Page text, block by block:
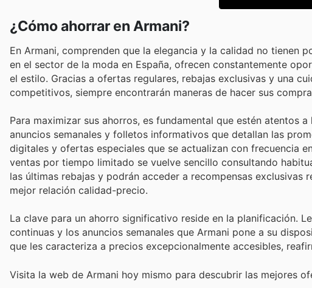
¿Cómo ahorrar en Armani?
En Armani, comprenden que la elegancia y la calidad no tienen
en el sector de la moda en España, ofrecen constantemente
el estilo. Gracias a ofertas regulares, rebajas exclusivas y una
competitivos, siempre encontrarán maneras de hacer sus
Para maximizar sus ahorros, es fundamental que estén atentos
anuncios semanales y folletos informativos que detallan las
digitales y ofertas especiales que se actualizan con frecuencia
ventas por tiempo limitado se vuelve sencillo consultando
las últimas rebajas y podrán acceder a recompensas exclusivas
mejor relación calidad-precio.
La clave para un ahorro significativo reside en la planificación.
continuas y los anuncios semanales que Armani pone a su
que les caracteriza a precios excepcionalmente accesibles,
Visita la web de Armani hoy mismo para descubrir las mejores